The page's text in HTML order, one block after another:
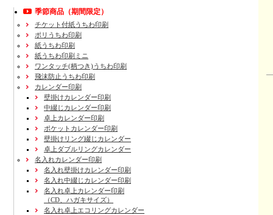
季節商品（期間限定）
チケット付紙うちわ印刷
ポリうちわ印刷
紙うちわ印刷
紙うちわ印刷ミニ
ワンタッチ(柄つき)うちわ印刷
飛沫防止うちわ印刷
カレンダー印刷
壁掛けカレンダー印刷
中綴じカレンダー印刷
卓上カレンダー印刷
ポケットカレンダー印刷
壁掛けリング綴じカレンダー
卓上ダブルリングカレンダー
名入れカレンダー印刷
名入れ壁掛けカレンダー印刷
名入れ中綴じカレンダー印刷
名入れ卓上カレンダー印刷
（CD、ハガキサイズ）
名入れ卓上エコリングカレンダー